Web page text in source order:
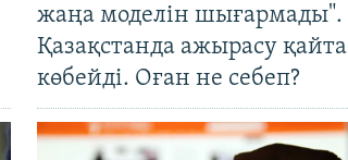
жаңа моделін шығармады".
Қазақстанда ажырасу қайта
көбейді. Оған не себеп?